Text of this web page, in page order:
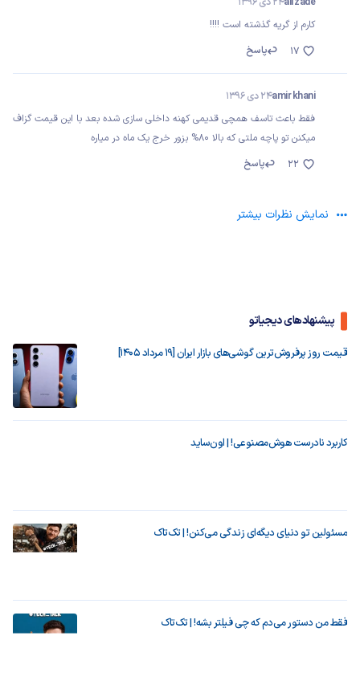
کارم از گریه گذشته است !!!!
پاسخ
17
amir khani24 دی 1396
فقط باعث تاسف همچی قدیمی کهنه داخلی سازی شده بعد با این قیمت گزاف
میکنن تو پاچه ملتی که بالا 80% بزور خرج یک ماه در میاره
پاسخ
22
نمایش نظرات بیشتر
پیشنهادهای دیجیاتو
قیمت روز پرفروش‌ترین گوشی‌های بازار ایران [19 مرداد 1405]
کاربرد نادرست هوش‌مصنوعی! | اون‌ساید
مسئولین تو دنیای دیگه‌ای زندگی می‌کنن! | تک‌تاک
فقط من دستور می‌دم که چی فیلتر بشه! | تک‌تاک